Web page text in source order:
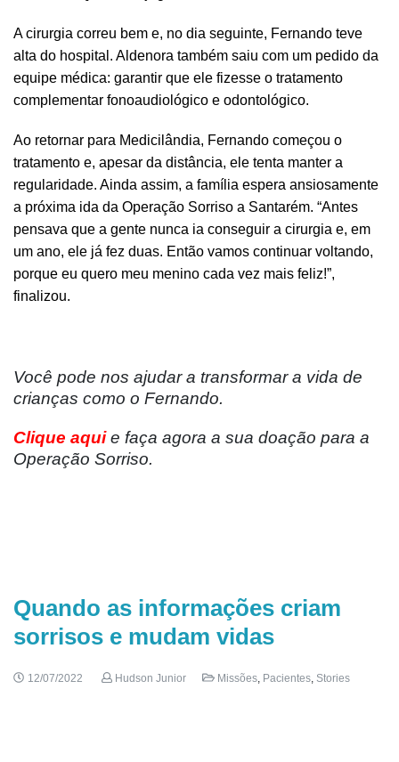
A cirurgia correu bem e, no dia seguinte, Fernando teve
alta do hospital. Aldenora também saiu com um pedido da
equipe médica: garantir que ele fizesse o tratamento
complementar fonoaudiológico e odontológico.
Ao retornar para Medicilândia, Fernando começou o
tratamento e, apesar da distância, ele tenta manter a
regularidade. Ainda assim, a família espera ansiosamente
a próxima ida da Operação Sorriso a Santarém. “Antes
pensava que a gente nunca ia conseguir a cirurgia e, em
um ano, ele já fez duas. Então vamos continuar voltando,
porque eu quero meu menino cada vez mais feliz!”,
finalizou.
Você pode nos ajudar a transformar a vida de
crianças como o Fernando.
Clique aqui e faça agora a sua doação para a
Operação Sorriso.
Quando as informações criam
sorrisos e mudam vidas
12/07/2022 Hudson Junior Missões Pacientes Stories